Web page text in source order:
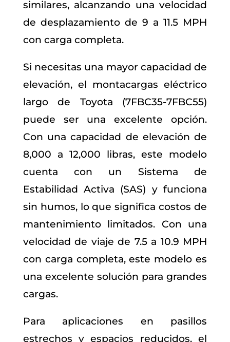
similares, alcanzando una velocidad
de desplazamiento de 9 a 11.5 MPH
con carga completa.
Si necesitas una mayor capacidad de
elevación, el montacargas eléctrico
largo de Toyota (7FBC35-7FBC55)
puede ser una excelente opción.
Con una capacidad de elevación de
8,000 a 12,000 libras, este modelo
cuenta con un Sistema de
Estabilidad Activa (SAS) y funciona
sin humos, lo que significa costos de
mantenimiento limitados. Con una
velocidad de viaje de 7.5 a 10.9 MPH
con carga completa, este modelo es
una excelente solución para grandes
cargas.
Para aplicaciones en pasillos
estrechos y espacios reducidos, el